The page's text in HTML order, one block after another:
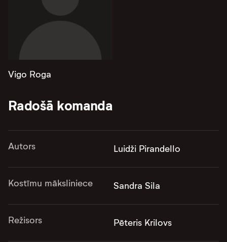
Vigo Roga
Radošā komanda
Autors Luidži Pirandello
Kostīmu māksliniece Sandra Sila
Režisors Pēteris Krilovs